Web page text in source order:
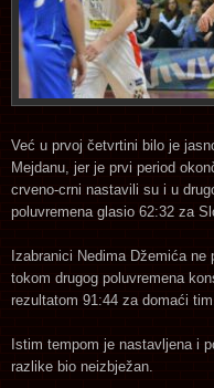
Već u prvoj četvrtini bilo je
Mejdanu, jer je prvi period
crveno-crni nastavili su i u
poluvremena glasio 62:32 za
Izabranici Nedima Džemića
tokom drugog poluvremena
rezultatom 91:44 za domaći tim.
Istim tempom je nastavljena i
razlike bio neizbježan.